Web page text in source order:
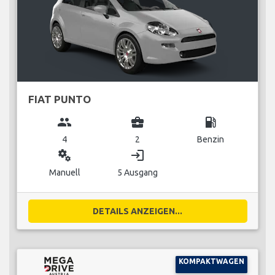
FIAT PUNTO
group
4
business_center
2
local_gas_station
Benzin
miscellaneous_services
Manuell
login
5 Ausgang
DETAILS ANZEIGEN...
KOMPAKTWAGEN